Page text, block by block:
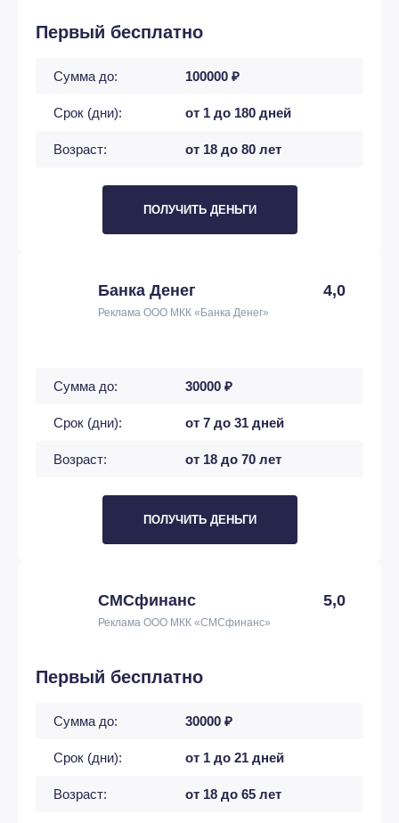
Первый бесплатно
Сумма до: 100000 ₽
Срок (дни): от 1 до 180 дней
Возраст: от 18 до 80 лет
ПОЛУЧИТЬ ДЕНЬГИ
Банка Денег 4,0
Реклама ООО МКК «Банка Денег»
Сумма до: 30000 ₽
Срок (дни): от 7 до 31 дней
Возраст: от 18 до 70 лет
ПОЛУЧИТЬ ДЕНЬГИ
СМСфинанс 5,0
Реклама ООО МКК «СМСфинанс»
Первый бесплатно
Сумма до: 30000 ₽
Срок (дни): от 1 до 21 дней
Возраст: от 18 до 65 лет